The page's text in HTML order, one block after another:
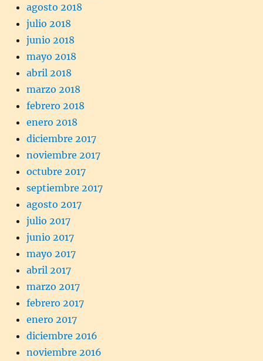
agosto 2018
julio 2018
junio 2018
mayo 2018
abril 2018
marzo 2018
febrero 2018
enero 2018
diciembre 2017
noviembre 2017
octubre 2017
septiembre 2017
agosto 2017
julio 2017
junio 2017
mayo 2017
abril 2017
marzo 2017
febrero 2017
enero 2017
diciembre 2016
noviembre 2016